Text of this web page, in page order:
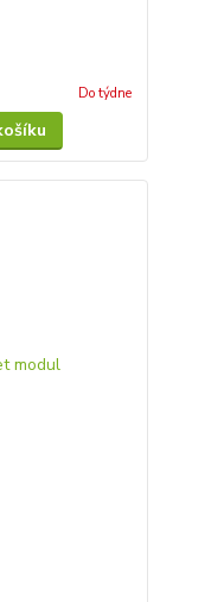
Do týdne